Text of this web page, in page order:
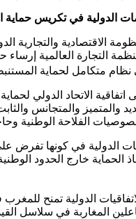
الدولية في تكريس حماية
الاقتصادية والتجارية
التجارة العالمية
عبر القانون رقم 17.97 وما تلاه من تعديلات، مع إلحاق
والمتميز والمتجانس
الفلاحة الوطنية
الدولية في كونها تفرض
الحماية خارج الحدود
الدولية تمنح
المغاربة في سلاسل